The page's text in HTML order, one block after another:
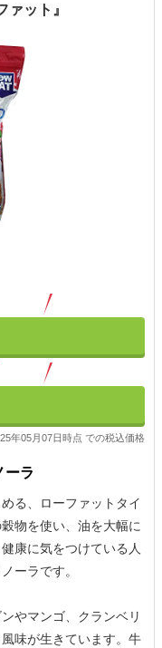
ット』
年05月07日時点 での税込価格
ーラ
る、ローファットタイ
物を使い、油を大幅に
康に気をつけている人
ーラです。
やマンゴ、クランベリ
味が生きています。牛